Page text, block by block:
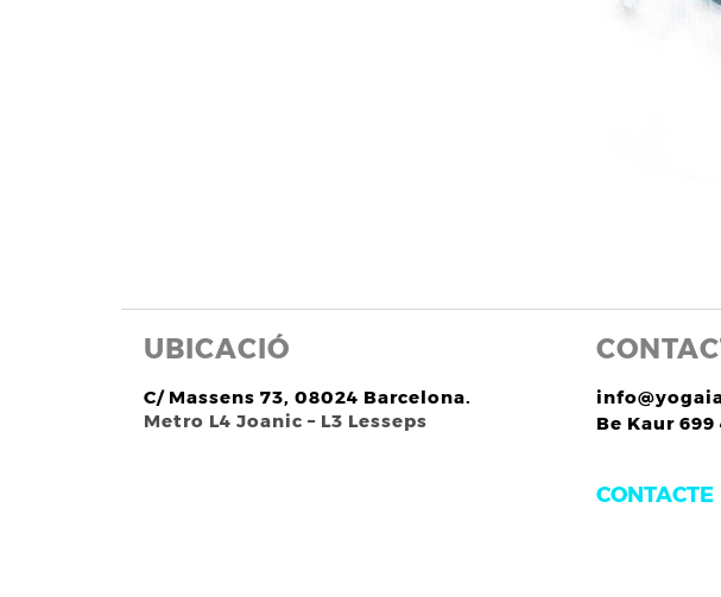
UBICACIÓ
C/ Massens 73, 08024 Barcelona.
Metro L4 Joanic – L3 Lesseps
Be Kaur 699
CONTACTE